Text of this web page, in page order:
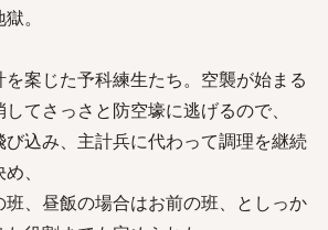
。
案じた予科練生たち。空襲が始まる
てさっさと防空壕に逃げるので、
込み、主計兵に代わって調理を継続
、
、昼飯の場合はお前の班、としっか